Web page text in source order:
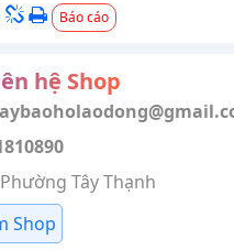
Báo cáo
hệ Shop
Tây Thạnh
Shop